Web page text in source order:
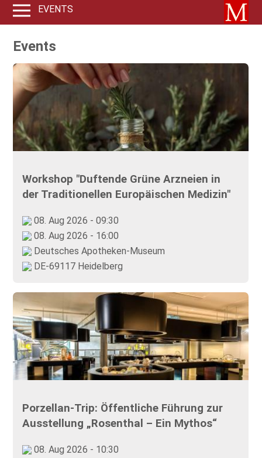
EVENTS
Events
Workshop "Duftende Grüne Arzneien in
der Traditionellen Europäischen Medizin"
08. Aug 2026 - 09:30
08. Aug 2026 - 16:00
Deutsches Apotheken-Museum
DE-69117 Heidelberg
Porzellan-Trip: Öffentliche Führung zur
Ausstellung „Rosenthal – Ein Mythos“
08. Aug 2026 - 10:30